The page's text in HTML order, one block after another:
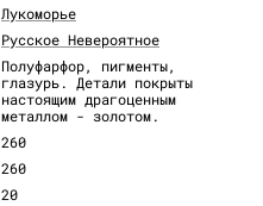
Лукоморье
Русское Невероятное
Полуфарфор, пигменты,
глазурь. Детали покрыты
настоящим драгоценным
металлом - золотом.
260
260
20